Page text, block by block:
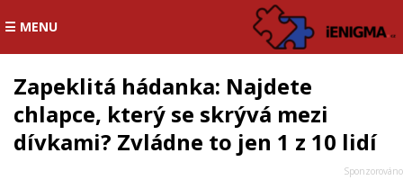
☰ MENU
Zapeklitá hádanka: Najdete
chlapce, který se skrývá mezi
dívkami? Zvládne to jen 1 z 10 lidí